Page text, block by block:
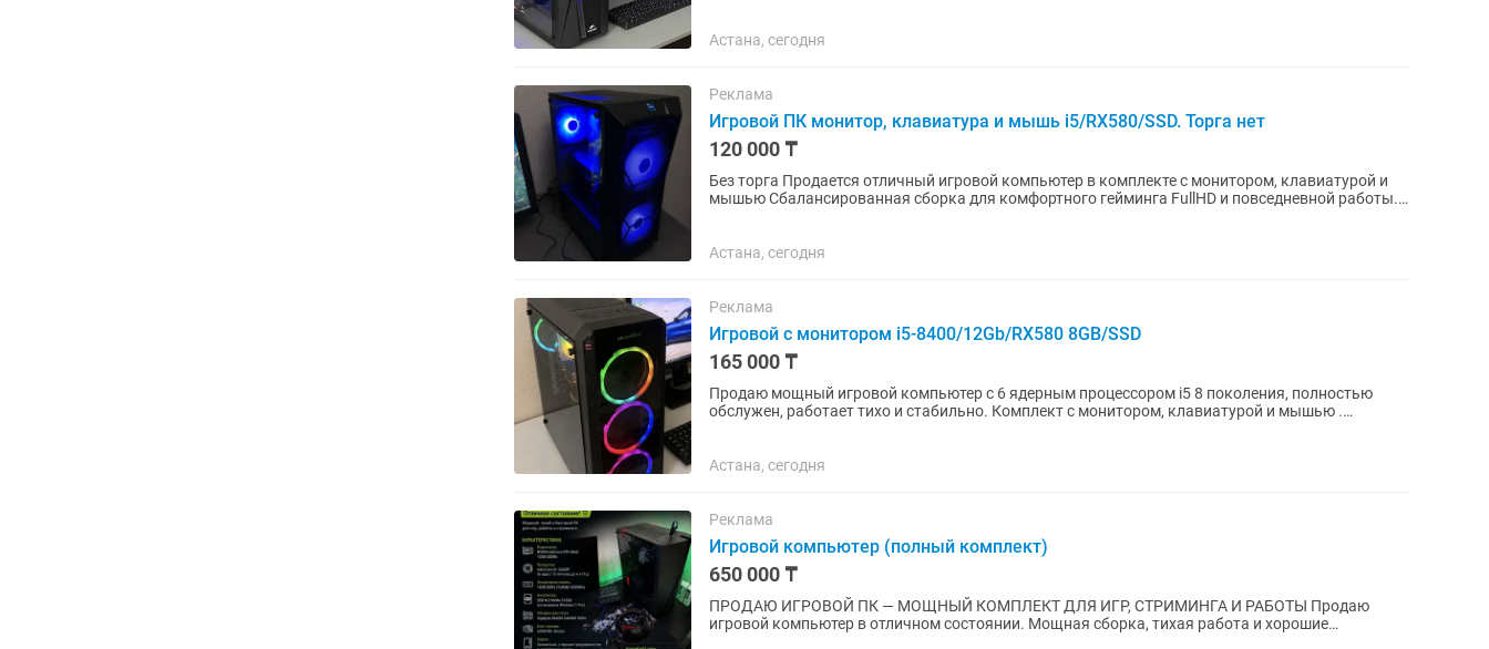
Астана, сегодня
Реклама
Игровой ПК монитор, клавиатура и мышь i5/RX580/SSD. Торга нет
120 000 ₸
Без торга Продается отличный игровой компьютер в комплекте с монитором, клавиатурой и
мышью Сбалансированная сборка для комфортного гейминга FullHD и повседневной работы.
Астана, сегодня
Реклама
Игровой с монитором i5-8400/12Gb/RX580 8GB/SSD
165 000 ₸
Продаю мощный игровой компьютер с 6 ядерным процессором i5 8 поколения, полностью
обслужен, работает тихо и стабильно. Комплект с монитором, клавиатурой и мышью .
Астана, сегодня
Реклама
Игровой компьютер (полный комплект)
650 000 ₸
ПРОДАЮ ИГРОВОЙ ПК — МОЩНЫЙ КОМПЛЕКТ ДЛЯ ИГР, СТРИМИНГА И РАБОТЫ Продаю
игровой компьютер в отличном состоянии. Мощная сборка, тихая работа и хорошие